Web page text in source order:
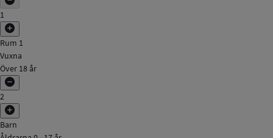
1
Rum 1
Vuxna
Över 18 år
2
Barn